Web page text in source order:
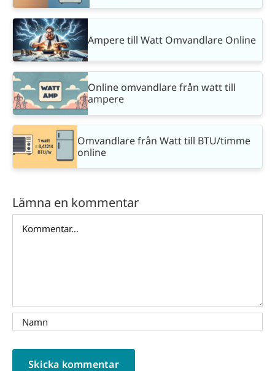
Ampere till Watt Omvandlare Online
Online omvandlare från watt till
ampere
Omvandlare från Watt till BTU/timme
online
Lämna en kommentar